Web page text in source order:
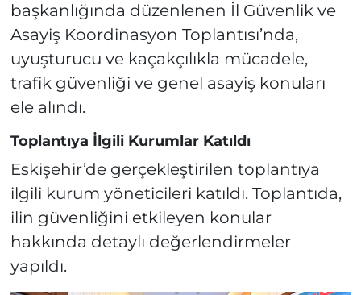
başkanlığında düzenlenen İl Güvenlik ve
Asayiş Koordinasyon Toplantısı’nda,
uyuşturucu ve kaçakçılıkla mücadele,
trafik güvenliği ve genel asayiş konuları
ele alındı.
Toplantıya İlgili Kurumlar Katıldı
Eskişehir’de gerçekleştirilen toplantıya
ilgili kurum yöneticileri katıldı. Toplantıda,
ilin güvenliğini etkileyen konular
hakkında detaylı değerlendirmeler
yapıldı.